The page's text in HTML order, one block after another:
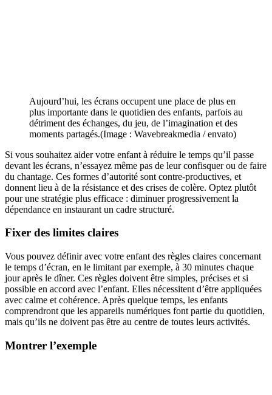
Aujourd’hui, les écrans occupent une place de plus en
plus importante dans le quotidien des enfants, parfois au
détriment des échanges, du jeu, de l’imagination et des
moments partagés.(Image : Wavebreakmedia / envato)
Si vous souhaitez aider votre enfant à réduire le temps qu’il passe
devant les écrans, n’essayez même pas de leur confisquer ou de faire
du chantage. Ces formes d’autorité sont contre-productives, et
donnent lieu à de la résistance et des crises de colère. Optez plutôt
pour une stratégie plus efficace : diminuer progressivement la
dépendance en instaurant un cadre structuré.
Fixer des limites claires
Vous pouvez définir avec votre enfant des règles claires concernant
le temps d’écran, en le limitant par exemple, à 30 minutes chaque
jour après le dîner. Ces règles doivent être simples, précises et si
possible en accord avec l’enfant. Elles nécessitent d’être appliquées
avec calme et cohérence. Après quelque temps, les enfants
comprendront que les appareils numériques font partie du quotidien,
mais qu’ils ne doivent pas être au centre de toutes leurs activités.
Montrer l’exemple